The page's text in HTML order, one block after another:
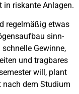
in ris­kan­te Anla­gen.
regel­mä­ßig etwas
sinn­
Gewin­ne,
und trag­ba­res
will, plant
nach dem Stu­di­um